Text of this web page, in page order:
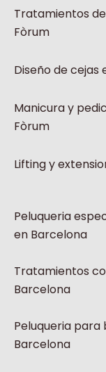
Tratamientos
Fòrum
Diseño de
Manicura y
Fòrum
Lifting y
Peluqueria
en Barcelona
Tratamientos
Barcelona
Peluqueria para
Barcelona